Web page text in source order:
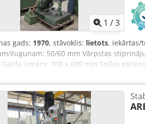
1 /3
gads: 1970, stāvoklis: lietots, iekārtas/
čugunam: 50/60 mm Vārpstas
Galda izmērs: 700 x 600 mm Spīles
4 pakāpes: 0,1 - 0,4 mm Piedziņas
Svars: 1240 kg